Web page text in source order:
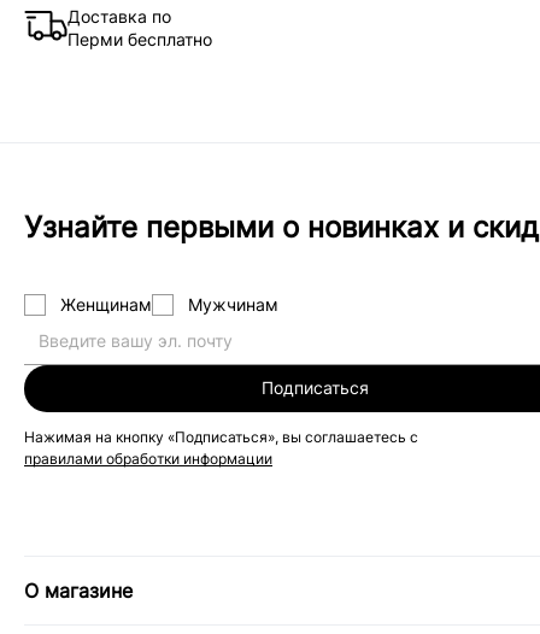
Доставка по
Перми бесплатно
Узнайте первыми о новинках и
Женщинам Мужчинам
Подписаться
Нажимая на кнопку «Подписаться», вы соглашаетесь с
правилами обработки информации
О магазине